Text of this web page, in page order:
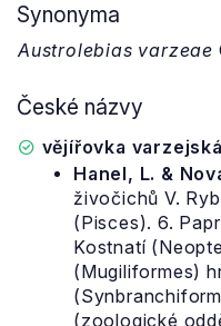
Synonyma
Austrolebias varzeae
České názvy
vějířovka varzejská
Hanel, L. &
živočichů V.
(Pisces). 6.
Kostnatí
(Mugiliformes)
(zoologické